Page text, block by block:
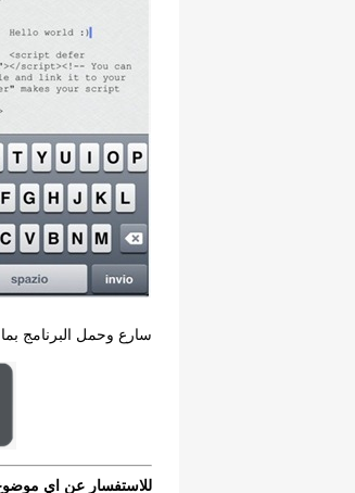
سارع وحمل البرنامج
للاستفسار عن اي